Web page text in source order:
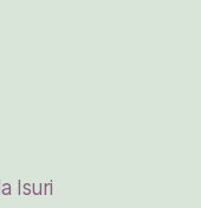
Isuri